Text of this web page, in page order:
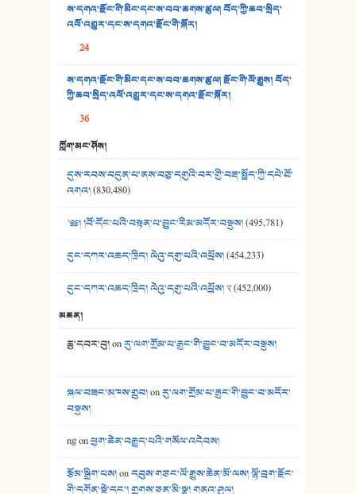
36. ཟླ་གཞོན་སྙན་དབྱངས། - ཟླ་སྒྲོན།
38. ཡབ་ཡུམ། - ཟླ་སྒྲོན།
ས་དགའ་རྫོང་གི་མིང་དང་ས་བབ་ཆགས་ཚུལ། བོད་ཀྱི་ཆབ་སྲིད་
འཕོ་འགྱུར་དང་ས་དགའ་རྫོང་གི་སྐོར།
24
ས་དགའ་རྫོང་གི་མིང་དང་ས་བབ་ཆགས་ཚུལ། རྫོང་གི་ལོ་རྒྱུས། བོད་
ཀྱི་ཆབ་སྲིད་འཕོ་འགྱུར་དང་ས་དགའ་རྫོང་སྐོར།
36
ཀློག་མང་ཤོས།
དུས་རབས་བདུན་པ་ནས་བཅུ་དགུའི་བར་གྱི་བརྡ་སྤྲོད་ཀྱི་དཔེ་ཐོ་
འགའ།(830,480)
༄༅། །བོ་དོང་པའི་བསྟན་པ་བྱུང་རིམ་མདོར་བསྡུས།(495,781)
དུང་དཀར་འཆད་ཁྲིད། ལེའུ་དགུ་པའི་འཕྲོས།(454,233)
དུང་དཀར་འཆད་ཁྲིད། ལེའུ་དགུ་པའི་འཕྲོས། ༢(452,000)
མཆན།
ཆུ་དབར་བུ།onརུ་ལག་གྲོམ་པ་རྒྱང་གི་བྱུང་བ་མདོར་བསྡུས།
སྐལ་བཟང་མཁས་གྲུབ།onརུ་ལག་གྲོམ་པ་རྒྱང་གི་བྱུང་བ་མདོར་
བསྡུས།
ngonཕྱག་ཆེན་བརྒྱུད་པའི་གསོལ་འདེབས།
རྩོམ་སྒྲིག་པས།onདབུས་གཙང་ལོ་རྒྱུས་ཆེན་མོ་ལས། ལྷོ་བྲག་རྫོང་
གི་དགོན་སྡེ་དང་། གྲགས་ཅན་མི་སྣ། གནའ་ཤུལ།